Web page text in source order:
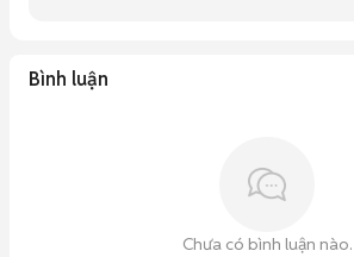
Bình luận
Chưa có bình luận nào.